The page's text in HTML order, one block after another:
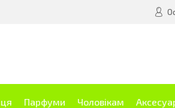
Парфуми Чоловікам